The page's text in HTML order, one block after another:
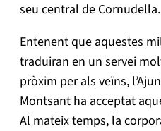
seu central de Cornudella.
Entenent que aquestes
traduiran en un servei
pròxim per als veïns,
Montsant ha acceptat
Al mateix temps, la